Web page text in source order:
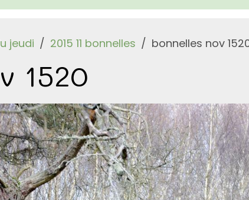
jeudi 2015 11 bonnelles bonnelles nov
1520